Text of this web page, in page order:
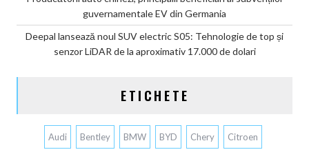
guvernamentale EV din Germania
Deepal lansează noul SUV electric S05: Tehnologie de top și
senzor LiDAR de la aproximativ 17.000 de dolari
ETICHETE
Audi Bentley BMW BYD Chery Citroen